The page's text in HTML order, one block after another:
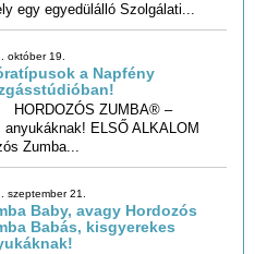
egy egyedülálló Szolgálati...
október 19.
a Napfény
ZUMBA® –
babás anyukáknak! ELSŐ ALKALOM
Zumba...
szeptember 21.
Baby, avagy Hordozós
Babás, kisgyerekes